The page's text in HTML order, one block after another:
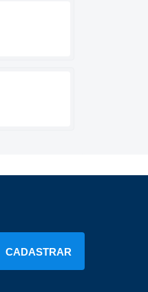
CADASTRAR